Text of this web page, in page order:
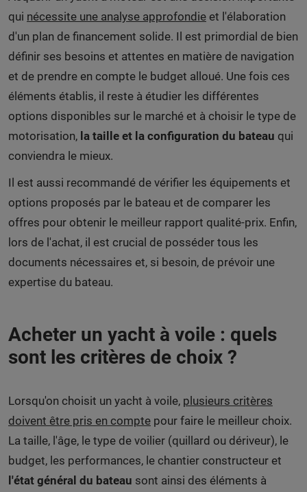
qui nécessite une analyse approfondie et l'élaboration
d'un plan de financement solide. Il est primordial de bien
définir ses besoins et attentes en matière de navigation
et de prendre en compte le budget alloué. Une fois ces
éléments établis, il reste à étudier les différentes
options disponibles sur le marché et à choisir le type de
motorisation, la taille et la configuration du bateau qui
conviendra le mieux.
Il est aussi recommandé de vérifier les équipements et
options proposés par le bateau et de comparer les
offres pour obtenir le meilleur rapport qualité-prix. Enfin,
lors de l'achat, il est crucial de posséder tous les
documents nécessaires et, si besoin, de prévoir une
expertise du bateau.
Acheter un yacht à voile : quels
sont les critères de choix ?
Lorsqu'on choisit un yacht à voile, plusieurs critères
doivent être pris en compte pour faire le meilleur choix.
La taille, l'âge, le type de voilier (quillard ou dériveur), le
budget, les performances, le chantier constructeur et
l'état général du bateau sont ainsi des éléments à